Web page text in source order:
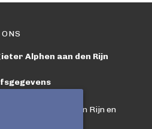
Alphen aan den Rijn
in Alphen aan den Rijn en